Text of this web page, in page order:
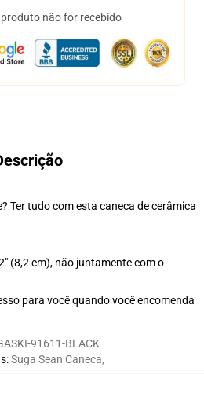
não for recebido
Ter tudo com esta caneca de cerâmica
(8,2 cm), não juntamente com o
para você quando você encomenda
91611-BLACK
:Suga Sean Caneca,